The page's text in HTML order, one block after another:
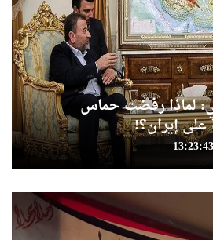
لماذا رفضت حماس
على إيران؟!